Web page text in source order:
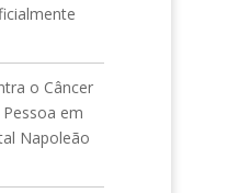
o Câncer
em
Napoleão